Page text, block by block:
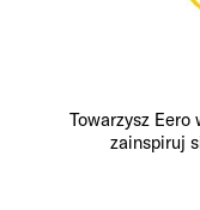
Towarzysz
zainspiruj